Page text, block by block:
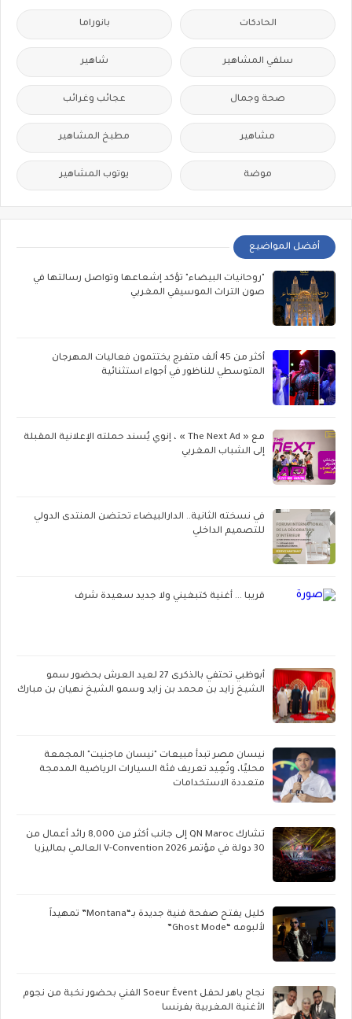
الحادكات بانوراما
سلفي المشاهير شاهير
صحة وجمال عجائب وغرائب
مشاهير مطبخ المشاهير
موضة يوتوب المشاهير
أفضل المواضيع
"روحانيات البيضاء" تؤكد إشعاعها وتواصل رسالتها في
صون التراث الموسيقي المغربي
أكثر من 45 ألف متفرج يختتمون فعاليات المهرجان
المتوسطي للناظور في أجواء استثنائية
مع « The Next Ad » ، إنوي يُسند حملته الإعلانية المقبلة
إلى الشباب المغربي
في نسخته الثانية.. الدارالبيضاء تحتضن المنتدى الدولي
للتصميم الداخلي
قريبا ... أغنية كتبغيني ولا جديد سعيدة شرف
أبوظبي تحتفي بالذكرى 27 لعيد العرش بحضور سمو
الشيخ زايد بن محمد بن زايد وسمو الشيخ نهيان بن مبارك
نيسان مصر تبدأ مبيعات "نيسان ماجنيت" المجمعة
محليًا، وتُعِيد تعريف فئة السيارات الرياضية المدمجة
متعددة الاستخدامات
تشارك QN Maroc إلى جانب أكثر من 8,000 رائد أعمال من
30 دولة في مؤتمر V-Convention 2026 العالمي بماليزيا
كليل يفتح صفحة فنية جديدة بـ“Montana” تمهيداً
لألبومه “Ghost Mode”
نجاح باهر لحفل Soeur Évent الفني بحضور نخبة من نجوم
الأغنية المغربية بفرنسا